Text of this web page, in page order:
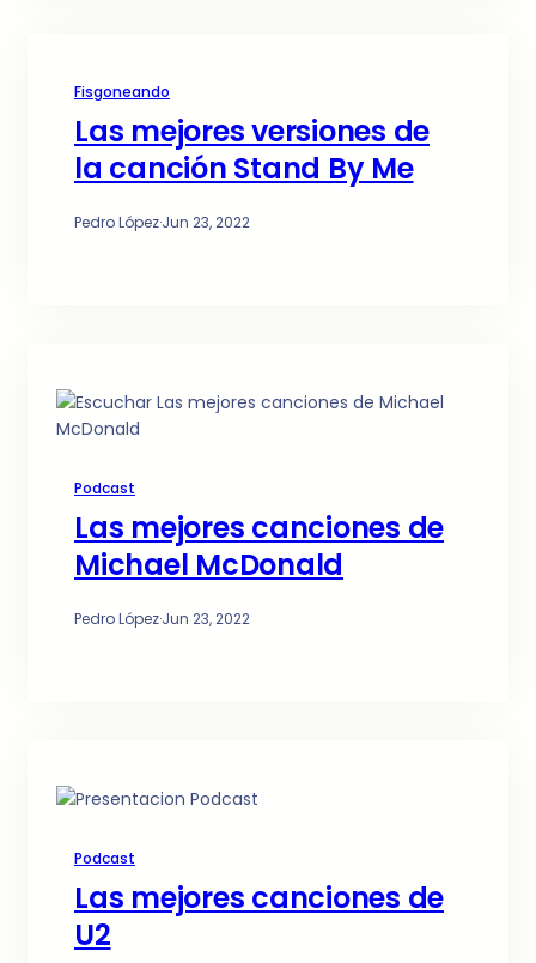
Fisgoneando
Las mejores versiones de
la canción Stand By Me
Pedro López·Jun 23, 2022
Podcast
Las mejores canciones de
Michael McDonald
Pedro López·Jun 23, 2022
Podcast
Las mejores canciones de
U2